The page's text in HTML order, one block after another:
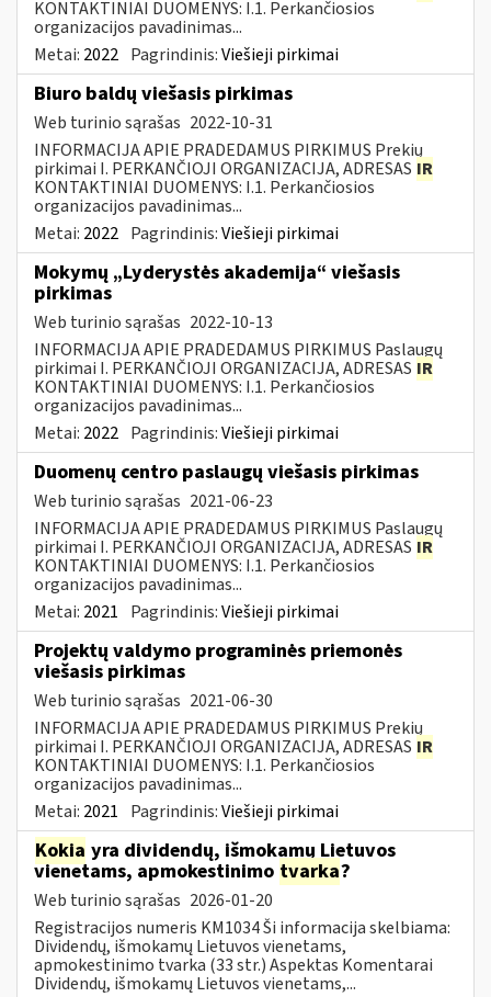
KONTAKTINIAI DUOMENYS: I.1. Perkančiosios
organizacijos pavadinimas...
Metai: 2022 Pagrindinis:Viešieji pirkimai
Biuro baldų viešasis pirkimas
Web turinio sąrašas 2022-10-31
INFORMACIJA APIE PRADEDAMUS PIRKIMUS Prekių
pirkimai I. PERKANČIOJI ORGANIZACIJA, ADRESAS IR
KONTAKTINIAI DUOMENYS: I.1. Perkančiosios
organizacijos pavadinimas...
Metai: 2022 Pagrindinis:Viešieji pirkimai
Mokymų „Lyderystės akademija“ viešasis
pirkimas
Web turinio sąrašas 2022-10-13
INFORMACIJA APIE PRADEDAMUS PIRKIMUS Paslaugų
pirkimai I. PERKANČIOJI ORGANIZACIJA, ADRESAS IR
KONTAKTINIAI DUOMENYS: I.1. Perkančiosios
organizacijos pavadinimas...
Metai: 2022 Pagrindinis:Viešieji pirkimai
Duomenų centro paslaugų viešasis pirkimas
Web turinio sąrašas 2021-06-23
INFORMACIJA APIE PRADEDAMUS PIRKIMUS Paslaugų
pirkimai I. PERKANČIOJI ORGANIZACIJA, ADRESAS IR
KONTAKTINIAI DUOMENYS: I.1. Perkančiosios
organizacijos pavadinimas...
Metai: 2021 Pagrindinis:Viešieji pirkimai
Projektų valdymo programinės priemonės
viešasis pirkimas
Web turinio sąrašas 2021-06-30
INFORMACIJA APIE PRADEDAMUS PIRKIMUS Prekių
pirkimai I. PERKANČIOJI ORGANIZACIJA, ADRESAS IR
KONTAKTINIAI DUOMENYS: I.1. Perkančiosios
organizacijos pavadinimas...
Metai: 2021 Pagrindinis:Viešieji pirkimai
Kokia yra dividendų, išmokamų Lietuvos
vienetams, apmokestinimo tvarka?
Web turinio sąrašas 2026-01-20
Registracijos numeris KM1034 Ši informacija skelbiama:
Dividendų, išmokamų Lietuvos vienetams,
apmokestinimo tvarka (33 str.) Aspektas Komentarai
Dividendų, išmokamų Lietuvos vienetams,...